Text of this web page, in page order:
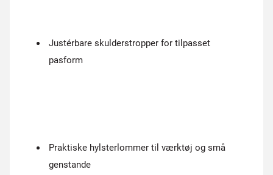
Justérbare skulderstropper for tilpasset
pasform
Praktiske hylsterlommer til værktøj og små
genstande